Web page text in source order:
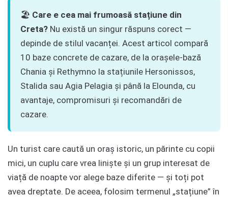
🏖️ Care e cea mai frumoasă stațiune din
Creta? Nu există un singur răspuns corect —
depinde de stilul vacanței. Acest articol compară
10 baze concrete de cazare, de la orașele-bază
Chania și Rethymno la stațiunile Hersonissos,
Stalida sau Agia Pelagia și până la Elounda, cu
avantaje, compromisuri și recomandări de
cazare.
Un turist care caută un oraș istoric, un părinte cu copii
mici, un cuplu care vrea liniște și un grup interesat de
viață de noapte vor alege baze diferite — și toți pot
avea dreptate. De aceea, folosim termenul „stațiune” în